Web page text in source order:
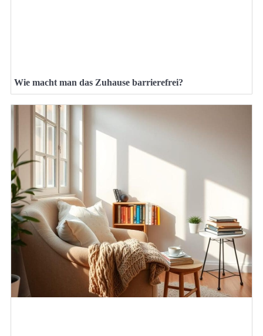
Wie macht man das Zuhause barrierefrei?